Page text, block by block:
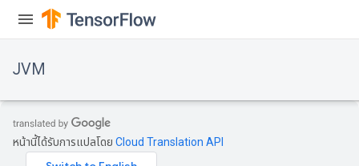
JVM
หน้านี้ได้รับการแปลโดย Cloud Translation API